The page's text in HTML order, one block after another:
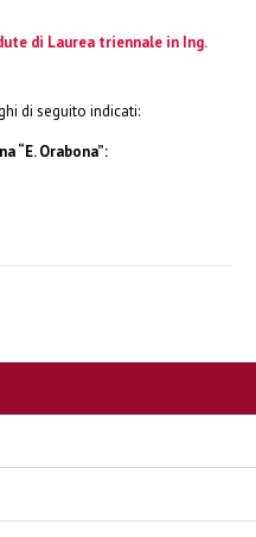
di Laurea triennale in Ing.
di seguito indicati:
“E. Orabona”: